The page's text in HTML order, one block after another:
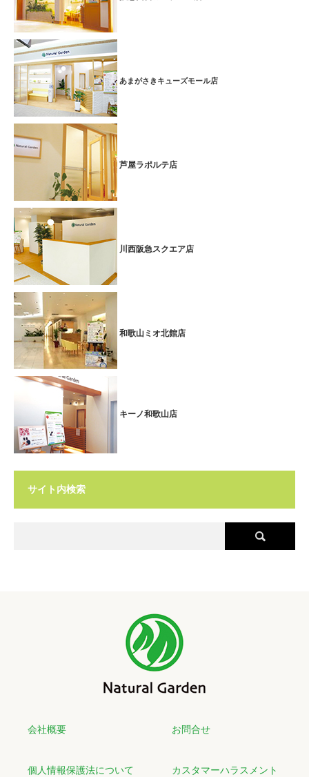
あまがさきキューズモール店
芦屋ラポルテ店
川西阪急スクエア店
和歌山ミオ北館店
キーノ和歌山店
サイト内検索
会社概要 お問合せ
個人情報保護法について カスタマーハラスメント